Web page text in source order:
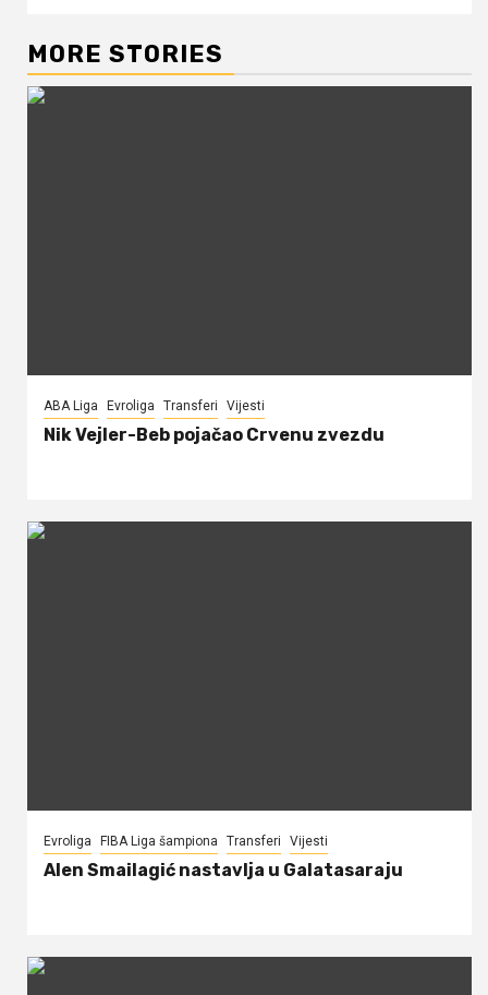
MORE STORIES
ABA Liga Evroliga Transferi Vijesti
Nik Vejler-Beb pojačao Crvenu zvezdu
Evroliga FIBA Liga šampiona Transferi Vijesti
Alen Smailagić nastavlja u Galatasaraju